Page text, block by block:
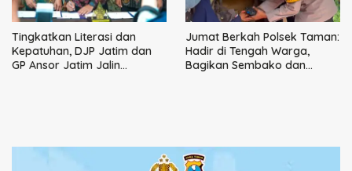
Tingkatkan Literasi dan
Kepatuhan, DJP Jatim dan
GP Ansor Jatim Jalin
Jumat Berkah Polsek Taman:
Hadir di Tengah Warga,
Bagikan Sembako dan